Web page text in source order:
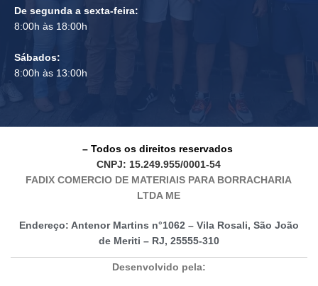
De segunda a sexta-feira:
8:00h às 18:00h
Sábados:
8:00h às 13:00h
– Todos os direitos reservados
CNPJ: 15.249.955/0001-54
FADIX COMERCIO DE MATERIAIS PARA BORRACHARIA
LTDA ME
Endereço: Antenor Martins n°1062 – Vila Rosali, São João
de Meriti – RJ, 25555-310
Desenvolvido pela: